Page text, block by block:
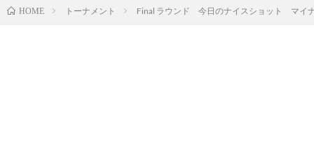
HOME トーナメント Final ラウンド 今日のナイスショット マイ